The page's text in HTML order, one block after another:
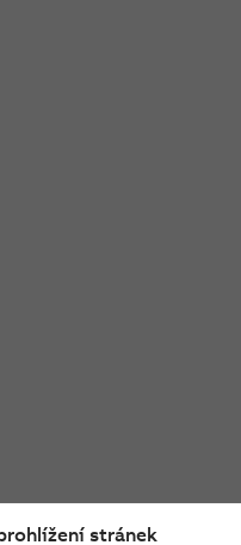
stránek